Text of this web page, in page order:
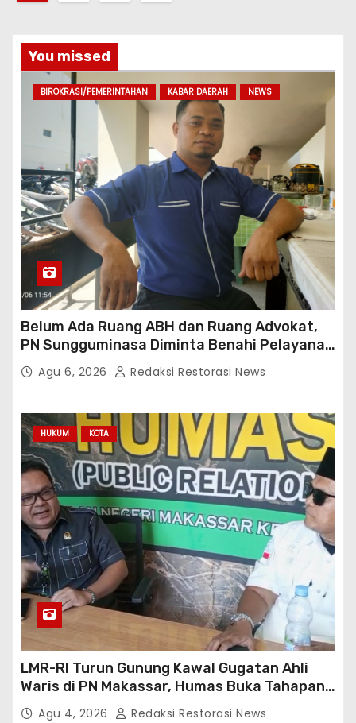
g
s
p
o
s
You missed
BIROKRASI/PEMERINTAHAN KABAR DAERAH NEWS
Belum Ada Ruang ABH dan Ruang Advokat,
PN Sungguminasa Diminta Benahi Pelayanan
PublikAgu 6, 2026 Redaksi Restorasi News
HUKUM KOTA
LMR-RI Turun Gunung Kawal Gugatan Ahli
Waris di PN Makassar, Humas Buka Tahapan
Persidangan
Agu 4, 2026 Redaksi Restorasi News